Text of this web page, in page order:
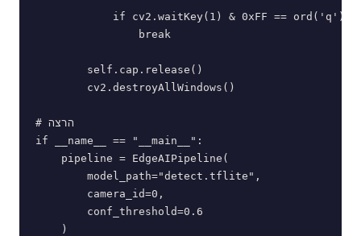
            if cv2.waitKey(1) & 0xFF == ord('q'):
                break
        self.cap.release()
        cv2.destroyAllWindows()
# הרצה
if __name__ == "__main__":
    pipeline = EdgeAIPipeline(
        model_path="detect.tflite",
        camera_id=0,
        conf_threshold=0.6
    )